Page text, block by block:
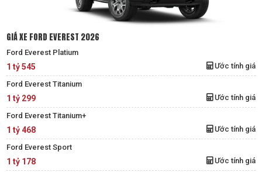
GIÁ XE FORD EVEREST 2026
Ford Everest Platium
1 tỷ 545 Ước tính giá
Ford Everest Titanium
1 tỷ 299 Ước tính giá
Ford Everest Titanium+
1 tỷ 468 Ước tính giá
Ford Everest Sport
1 tỷ 178 Ước tính giá